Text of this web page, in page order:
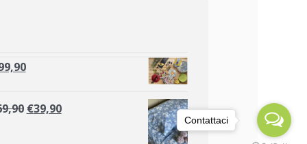
€39,90
Contattaci